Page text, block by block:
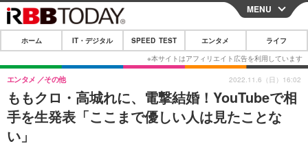
CLOSE
ホーム
IT・デジタル
IT・デジタルTOP スマートフォン
SPEED TEST
エンタメ
MENU
ホーム IT・デジタル SPEED TEST エンタメ ライフ
ももクロ・高城れに、電撃結婚！YouTubeで相
手を生発表「ここまで優しい人は見たことな
い」
エンタメ その他 2022.11.6（日）16:02